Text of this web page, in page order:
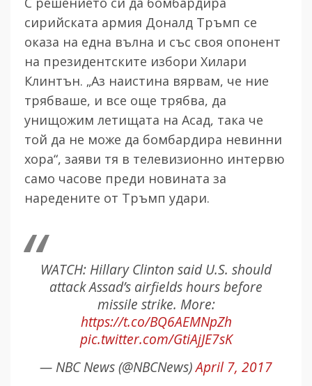
сирийската армия Доналд Тръмп се
оказа на една вълна и със своя опонент
на президентските избори Хилари
Клинтън. „Аз наистина вярвам, че ние
трябваше, и все още трябва, да
унищожим летищата на Асад, така че
той да не може да бомбардира невинни
хора“, заяви тя в телевизионно интервю
само часове преди новината за
наредените от Тръмп удари.
WATCH: Hillary Clinton said U.S. should
attack Assad’s airfields hours before
missile strike. More:
https://t.co/BQ6AEMNpZh
pic.twitter.com/GtiAjJE7sK
— NBC News (@NBCNews)April 7, 2017